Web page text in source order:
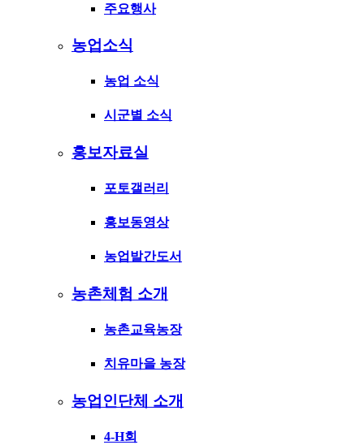
주요행사
농업소식
농업 소식
시군별 소식
홍보자료실
포토갤러리
홍보동영상
농업발간도서
농촌체험 소개
농촌교육농장
치유마을 농장
농업인단체 소개
4-H회